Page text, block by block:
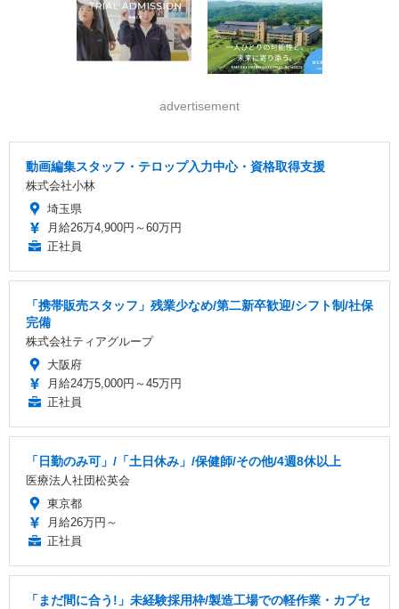
advertisement
動画編集スタッフ・テロップ入力中心・資格取得支援
株式会社小林
埼玉県
月給26万4,900円～60万円
正社員
「携帯販売スタッフ」残業少なめ/第二新卒歓迎/シフト制/社保
完備
株式会社ティアグループ
大阪府
月給24万5,000円～45万円
正社員
「日勤のみ可」/「土日休み」/保健師/その他/4週8休以上
医療法人社団松英会
東京都
月給26万円～
正社員
「まだ間に合う!」未経験採用枠/製造工場での軽作業・カプセ